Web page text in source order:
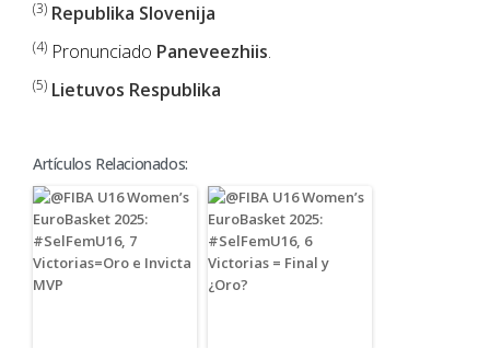
(3) Republika Slovenija
(4) Pronunciado Paneveezhiis.
(5) Lietuvos Respublika
Artículos Relacionados: